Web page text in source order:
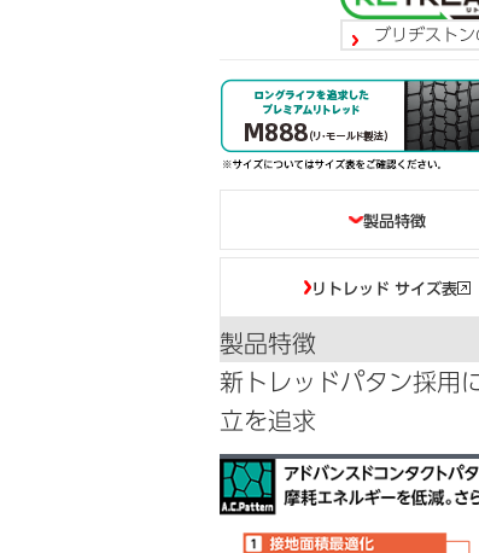
ブリヂスト
製品特徴
リトレッド サイズ表
製品特徴
新トレッドパタン採用
立を追求